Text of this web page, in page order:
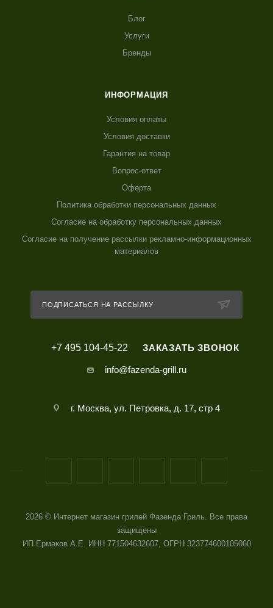
Блог
Услуги
Бренды
ИНФОРМАЦИЯ
Условия оплаты
Условия доставки
Гарантия на товар
Вопрос-ответ
Оферта
Политика обработки персональных данных
Согласие на обработку персональных данных
Согласие на получение рассылки рекламно-информационных
материалов
ПОДПИСАТЬСЯ НА РАССЫЛКУ
+7 495 104-45-22 ЗАКАЗАТЬ ЗВОНОК
info@fazenda-grill.ru
г. Москва, ул. Петровка, д. 17, стр 4
2026 © Интернет магазин грилей Фазенда Гриль. Все права
защищены
ИП Ермаков А.Е. ИНН 771504632607, ОГРН 323774600105060